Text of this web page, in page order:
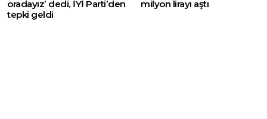
oradayız’ dedi, İYİ Parti’den
tepki geldi
milyon lirayı aştı